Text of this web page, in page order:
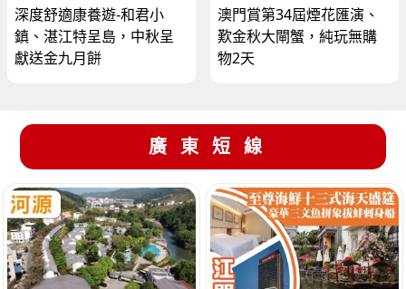
深度舒適康養遊-和君小
鎮、湛江特呈島，中秋呈
獻送金九月餅
澳門賞第34屆煙花匯演、
歎金秋大閘蟹，純玩無購
物2天
廣東短線